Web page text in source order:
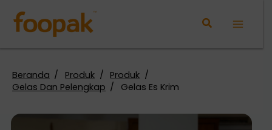
konten
Beranda Produk
Produk
Gelas Dan Pelengkap
Gelas Es Krim